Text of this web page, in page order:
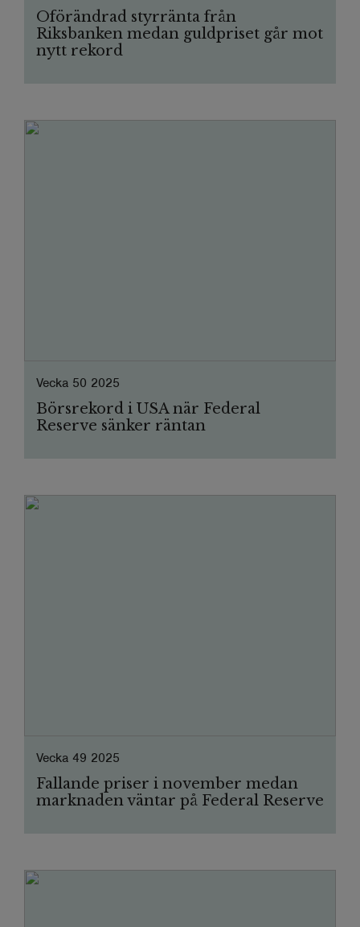
Oförändrad styrränta från
Riksbanken medan guldpriset går mot
nytt rekord
Vecka 50 2025
Börsrekord i USA när Federal
Reserve sänker räntan
Vecka 49 2025
Fallande priser i november medan
marknaden väntar på Federal Reserve